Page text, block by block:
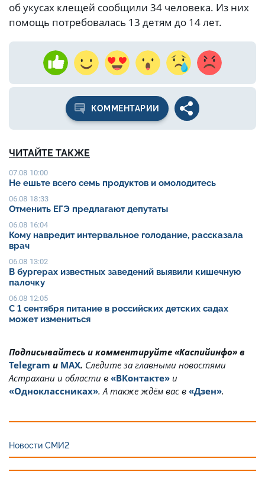
об укусах клещей сообщили 34 человека. Из них
помощь потребовалась 13 детям до 14 лет.
КОММЕНТАРИИ
ЧИТАЙТЕ ТАКЖЕ
07.08 10:00
Не ешьте всего семь продуктов и омолодитесь
06.08 18:33
Отменить ЕГЭ предлагают депутаты
06.08 16:04
Кому навредит интервальное голодание, рассказала
врач
06.08 13:02
В бургерах известных заведений выявили кишечную
палочку
06.08 12:05
С 1 сентября питание в российских детских садах
может измениться
Подписывайтесь и комментируйте «Каспийинфо» в
Telegram и MAX. Cледите за главными новостями
Астрахани и области в «ВКонтакте» и
«Одноклассниках». А также ждём вас в «Дзен».
Новости СМИ2